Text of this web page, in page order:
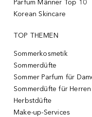
Parfum Männer Top 10
Korean Skincare
TOP THEMEN
Sommerkosmetik
Sommerdüfte
Sommer Parfum für
Sommerdüfte für Herren
Herbstdüfte
Make-up-Services